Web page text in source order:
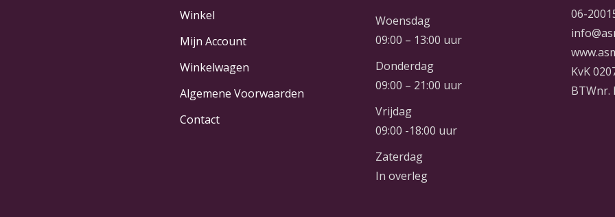
Winkel
Mijn Account
Winkelwagen
Algemene Voorwaarden
Contact
Woensdag
09:00 – 13:00 uur
Donderdag
09:00 – 21:00 uur
Vrijdag
09:00 -18:00 uur
Zaterdag
In overleg
06-
KvK
BTWnr.